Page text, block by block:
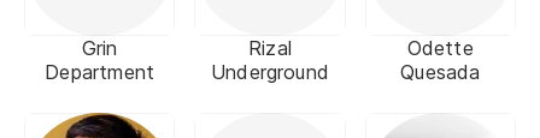
Grin
Department
Rizal
Underground
Odette
Quesada